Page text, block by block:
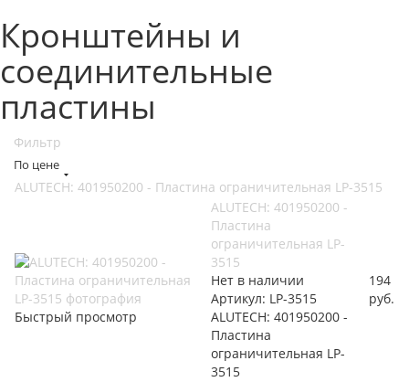
Кронштейны и
соединительные
пластины
Фильтр
По цене
ALUTECH: 401950200 - Пластина ограничительная LP-3515
Быстрый просмотр
ALUTECH: 401950200 -
Пластина
ограничительная LP-
3515
Нет в наличии
Артикул: LP-3515
ALUTECH: 401950200 -
Пластина
ограничительная LP-
3515
194
руб.